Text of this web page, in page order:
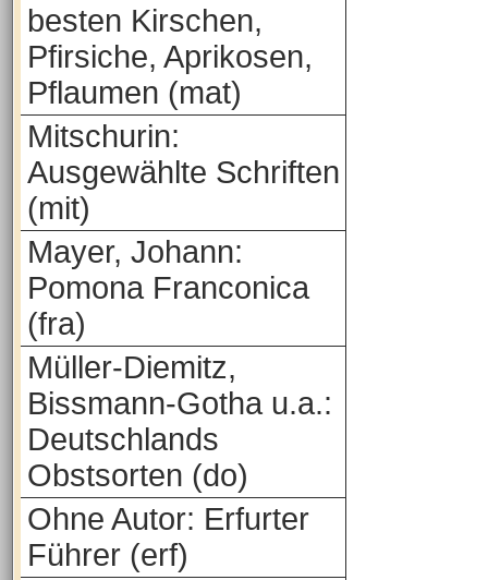
besten Kirschen,
Pfirsiche, Aprikosen,
Pflaumen (mat)
Mitschurin:
Ausgewählte Schriften
(mit)
Mayer, Johann:
Pomona Franconica
(fra)
Müller-Diemitz,
Bissmann-Gotha u.a.:
Deutschlands
Obstsorten (do)
Ohne Autor: Erfurter
Führer (erf)